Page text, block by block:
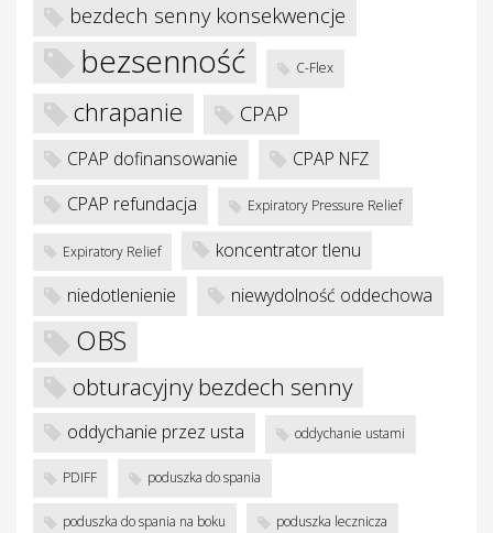
bezdech senny konsekwencje
bezsenność C-Flex
chrapanie CPAP
CPAP dofinansowanie
CPAP NFZ
CPAP refundacja
Expiratory Pressure Relief
Expiratory Relief
koncentrator tlenu
niedotlenienie
niewydolność oddechowa
OBS
obturacyjny bezdech senny
oddychanie przez usta oddychanie ustami
PDIFF poduszka do spania
poduszka do spania na boku poduszka lecznicza